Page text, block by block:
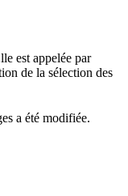
est appelée par
de la sélection des
a été modifiée.